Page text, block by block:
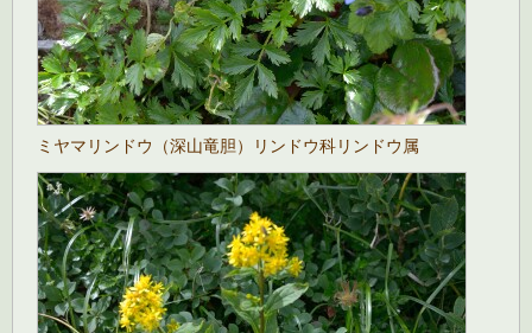
ミヤマリンドウ（深山竜胆）リンドウ科リンドウ属